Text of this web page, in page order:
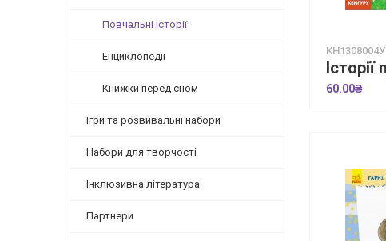
Повчальні історії
Енциклопедії
Книжки перед сном
Ігри та розвивальні набори
Набори для творчості
Інклюзивна література
Партнери
КН1308004У
60.00₴